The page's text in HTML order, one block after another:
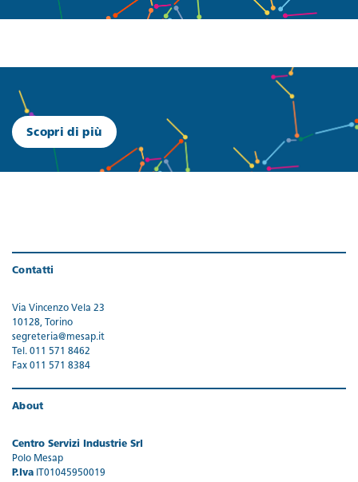
Scopri di più
Contatti
Via Vincenzo Vela 23
10128, Torino
segreteria@mesap.it
Tel. 011 571 8462
Fax 011 571 8384
About
Centro Servizi Industrie Srl
Polo Mesap
P.Iva IT01045950019